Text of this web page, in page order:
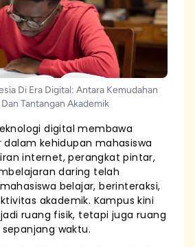
Di Era Digital: Antara Kemudahan
Tantangan Akademik
digital membawa
kehidupan mahasiswa
internet, perangkat pintar,
daring telah
belajar, berinteraksi,
akademik. Kampus kini
ruang fisik, tetapi juga ruang
waktu.